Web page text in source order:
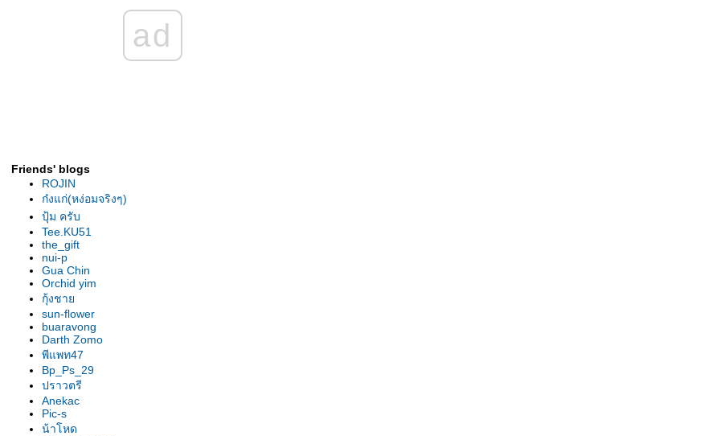
รองเท้านารีเหลืองกระบี่ ต้นกระบี่
รองเท้านารีเหลืองกระบี่ ต้นสนธยา
รองเท้านารี เหลืองกระบี่ ต้น" 2 in
1"
รองเท้านารี ขาวสตูล ต้น
ลาดกระบัง
เหลืองตรัง "The Disc"
เหลืองตรัง " ของแปลก "
รองเท้านารี ฝาหอย 2009
รองเท้านารี ฝาหอย9
รองเท้านารี ฝาหอย2008
รองเท้านารีฝาหอย ที่2ลาดกระบัง
รองเท้านารี เหลีองปราจีน ต้น
สวนหลวง
รองเท้านารี เหลืองปราจีน "
มิตรภาพ "
รองเท้านารีลูกผสม3สา
รองเท้านารี เหลืองปราจีน"อัญชลี"
ad
Friends' blogs
ROJIN
ก๋งแก่(หง่อมจริงๆ)
ปุ้ม ครับ
Tee.KU51
the_gift
nui-p
Gua Chin
Orchid yim
กุ้งชา
sun-flower
buaravong
Darth Zomo
พีแพท47
Bp_Ps_29
ปราวตรี
Anekac
Pic-s
น้าโหด